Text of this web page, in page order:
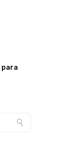
para